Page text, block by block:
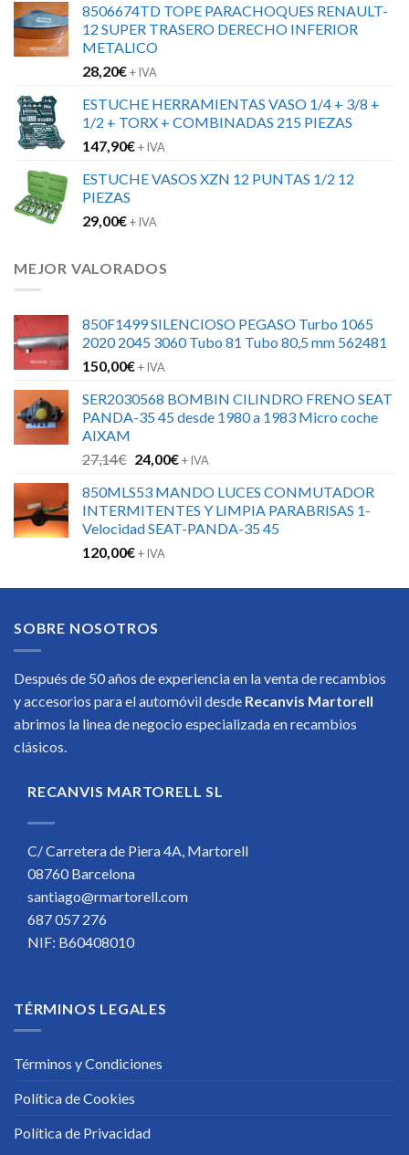
8506674TD TOPE PARACHOQUES RENAULT-
12 SUPER TRASERO DERECHO INFERIOR
METALICO
28,20€+ IVA
ESTUCHE HERRAMIENTAS VASO 1/4 + 3/8 +
1/2 + TORX + COMBINADAS 215 PIEZAS
147,90€+ IVA
ESTUCHE VASOS XZN 12 PUNTAS 1/2 12
PIEZAS
29,00€+ IVA
MEJOR VALORADOS
850F1499 SILENCIOSO PEGASO Turbo 1065
2020 2045 3060 Tubo 81 Tubo 80,5 mm 562481
150,00€+ IVA
SER2030568 BOMBIN CILINDRO FRENO SEAT
PANDA-35 45 desde 1980 a 1983 Micro coche
AIXAM
27,14€ El
original
era:
27,14€.
24,00€El
actual
es:
24,00€.
+ IVA
850MLS53 MANDO LUCES CONMUTADOR
INTERMITENTES Y LIMPIA PARABRISAS 1-
Velocidad SEAT-PANDA-35 45
120,00€+ IVA
SOBRE NOSOTROS
Después de 50 años de experiencia en la venta de recambios
y accesorios para el automóvil desde Recanvis Martorell
abrimos la linea de negocio especializada en recambios
clásicos.
RECANVIS MARTORELL SL
C/ Carretera de Piera 4A, Martorell
08760 Barcelona
santiago@rmartorell.com
687 057 276
NIF: B60408010
TÉRMINOS LEGALES
Términos y Condiciones
Política de Cookies
Política de Privacidad